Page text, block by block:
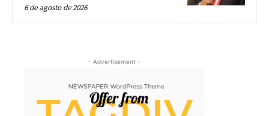
6 de agosto de 2026
- Advertisement -